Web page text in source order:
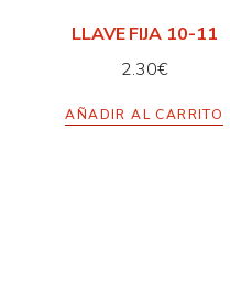
LLAVE FIJA 10-11
2.30€
AÑADIR AL CARRITO